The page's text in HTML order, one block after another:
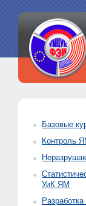
Базовые
Контроль
УиК ЯМ